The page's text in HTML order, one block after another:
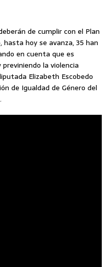
de cumplir con el Plan
hasta hoy se avanza, 35 han
en cuenta que es
la violencia
Elizabeth Escobedo
de Igualdad de Género del